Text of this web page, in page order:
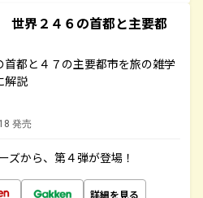
界２４６の首都と主要都
首都と４７の主要都市を旅の雑学
解説
発売
ズから、第４弾が登場！
詳細を見る